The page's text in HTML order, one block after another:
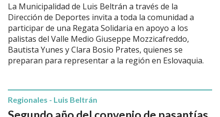
La Municipalidad de Luis Beltrán a través de la
Dirección de Deportes invita a toda la comunidad a
participar de una Regata Solidaria en apoyo a los
palistas del Valle Medio Giuseppe Mozzicafreddo,
Bautista Yunes y Clara Bosio Prates, quienes se
preparan para representar a la región en Eslovaquia.
Regionales - Luis Beltrán